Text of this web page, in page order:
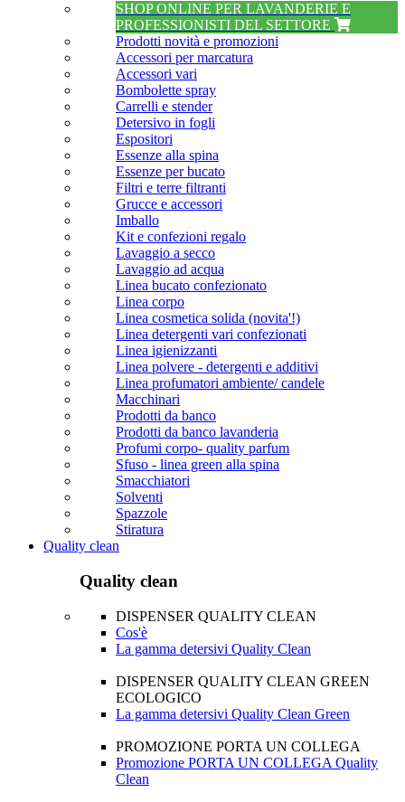
SHOP ONLINE PER LAVANDERIE E
PROFESSIONISTI DEL SETTORE
Prodotti novità e promozioni
Accessori per marcatura
Accessori vari
Bombolette spray
Carrelli e stender
Detersivo in fogli
Espositori
Essenze alla spina
Essenze per bucato
Filtri e terre filtranti
Grucce e accessori
Imballo
Kit e confezioni regalo
Lavaggio a secco
Lavaggio ad acqua
Linea bucato confezionato
Linea corpo
Linea cosmetica solida (novita'!)
Linea detergenti vari confezionati
Linea igienizzanti
Linea polvere - detergenti e additivi
Linea profumatori ambiente/ candele
Macchinari
Prodotti da banco
Prodotti da banco lavanderia
Profumi corpo- quality parfum
Sfuso - linea green alla spina
Smacchiatori
Solventi
Spazzole
Stiratura
Quality clean
Quality clean
DISPENSER QUALITY CLEAN
Cos'è
La gamma detersivi Quality Clean
DISPENSER QUALITY CLEAN GREEN
ECOLOGICO
La gamma detersivi Quality Clean Green
PROMOZIONE PORTA UN COLLEGA
Promozione PORTA UN COLLEGA Quality
Clean